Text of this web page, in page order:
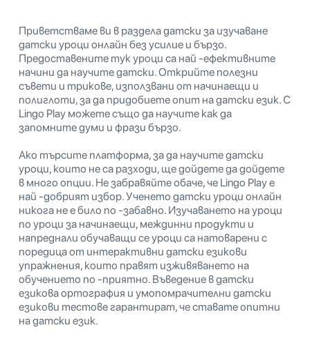
Приветстваме ви в раздела датски за изучаване
датски уроци онлайн без усилие и бързо.
Предоставените тук уроци са най -ефективните
начини да научите датски. Открийте полезни
съвети и трикове, използвани от начинаещи и
полиглоти, за да придобиете опит на датски език. С
Lingo Play можете също да научите как да
запомните думи и фрази бързо.
Ако търсите платформа, за да научите датски
уроци, които не са разходи, ще дойдете да дойдете
в много опции. Не забравяйте обаче, че Lingo Play е
най -добрият избор. Ученето датски уроци онлайн
никога не е било по -забавно. Изучаването на уроци
по уроци за начинаещи, междинни продукти и
напреднали обучаващи се уроци са натоварени с
поредица от интерактивни датски езикови
упражнения, които правят изживяването на
обучението по -приятно. Въведение в датски
езикова ортография и умопомрачителни датски
езикови тестове гарантират, че ставате опитни
на датски език.